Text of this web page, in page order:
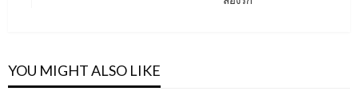
YOU MIGHT ALSO LIKE